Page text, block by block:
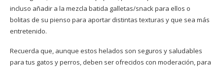
incluso añadir a la mezcla batida galletas/snack para ellos o
bolitas de su pienso para aportar distintas texturas y que sea más
entretenido.
Recuerda que, aunque estos helados son seguros y saludables
para tus gatos y perros, deben ser ofrecidos con moderación, para